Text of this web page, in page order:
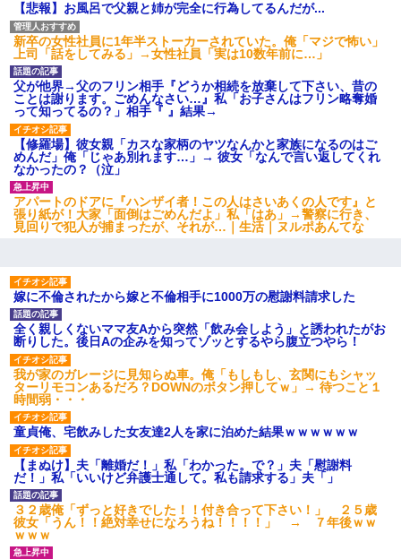
【ワロタ】姉から「肉食系14才、乳丸出し、毛はうっすら生えか
け」というタイトルで画像が送られてきた
ナンパにほいほい付いていった私、地獄に落ちる
【衝撃】ある工場に配属すると、女の人がみんな退職してしま
う。会社「仕事がハードだし田舎で娯楽も少ないからキツイの
か…」→ 実際は違った
嫁の妹（26歳）がずっとウチに泊まりに来た結果→俺がヤバイｗ
ｗｗｗｗｗｗｗ
真似された。泣きながら夫に話すと一年後に…
義兄嫁「娘が大学に入ったら下宿させて」私「しつこい、学校斡
旋のアパートに行け」→ 旦那が義兄に通報したら「志望校を変え
ろ！」とキレて・・・
最近うちの庭に知らない男の人がしょっちゅう入ってくる。それ
を職場で愚痴ったら、同僚男性が怒鳴りつけてきた。
夫に癌の余命宣告。その闘病中に長女から信じられない言葉を受
けた
【まぬけ】夫「離婚だ！」私「わかった。で？」夫「慰謝料
だ！」私「いいけど弁護士通して。私も請求する」夫「」
【悲報】お風呂で父親と姉が完全に行為してるんだが...
新卒の女性社員に1年半ストーカーされていた。俺「マジで怖い」
上司「話をしてみる」→女性社員「実は10数年前に…」
父が他界→父のフリン相手『どうか相続を放棄して下さい、昔の
ことは謝ります。ごめんなさい…』私「お子さんはフリン略奪婚
って知ってるの？」相手『 』結果→
【修羅場】彼女親「カスな家柄のヤツなんかと家族になるのはご
めんだ」俺「じゃあ別れます…」→ 彼女「なんで言い返してくれ
なかったの？（泣」
アパートのドアに『ハンザイ者！この人はさいあくの人です』と
張り紙が！大家「面倒はごめんだよ」私「はあ」→警察に行き、
見回りで犯人が捕まったが、それが…｜生活｜ヌルポあんてな
嫁に不倫されたから嫁と不倫相手に1000万の慰謝料請求した
全く親しくないママ友Aから突然「飲み会しよう」と誘われたがお
断りした。後日Aの企みを知ってゾッとするやら腹立つやら！
我が家のガレージに見知らぬ車。俺「もしもし、玄関にもシャッ
ターリモコンあるだろ？DOWNのボタン押してｗ」→ 待つこと１
時間弱・・・
童貞俺、宅飲みした女友達2人を家に泊めた結果ｗｗｗｗｗｗ
【まぬけ】夫「離婚だ！」私「わかった。で？」夫「慰謝料
だ！」私「いいけど弁護士通して。私も請求する」夫「」
３２歳俺「ずっと好きでした！！付き合って下さい！」 ２５歳
彼女「うん！！絶対幸せになろうね！！！！」 → ７年後ｗｗ
ｗｗｗ